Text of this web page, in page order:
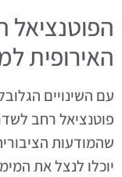
הפוטנציאל
האירופית
עם השינויים
פוטנציאל רחב
שהמודעות
יוכלו לנצל את